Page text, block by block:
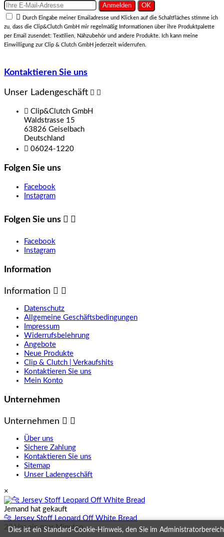

Durch Eingabe meiner Emailadresse und Klicken auf die Schaltfläches stimme ich
zu, dass die Clip&Clutch GmbH mir regelmäßig Informationen über ihre Produktpalette
per Email zusendet: Textilien, Nähzubehör und andere Produkte. Ich kann meine
Einwilligung zur Clip & Clutch GmbH jederzeit widerrufen.
Kontaktieren Sie uns
Unser Ladengeschäft  
 Clip&Clutch GmbH
Waldstrasse 15
63826 Geiselbach
Deutschland
 06024-1220
Folgen Sie uns
Facebook
Instagram
Folgen Sie uns  
Facebook
Instagram
Information
Information  
Datenschutz
Allgemeine Geschäftsbedingungen
Impressum
Widerrufsbelehrung
Angebote
Neue Produkte
Clip & Clutch | Verkaufshits
Kontaktieren Sie uns
Mein Konto
Unternehmen
Unternehmen  
Über uns
Sichere Zahlung
Kontaktieren Sie uns
Sitemap
Unser Ladengeschäft
×
Jemand hat gekauft
🐆 Jersey Stoff Leopard Off White Bread
23 Vor ein paar Minuten
Dies ist ein Standard-Cookie-Hinweis, den Sie im Administratorbereich